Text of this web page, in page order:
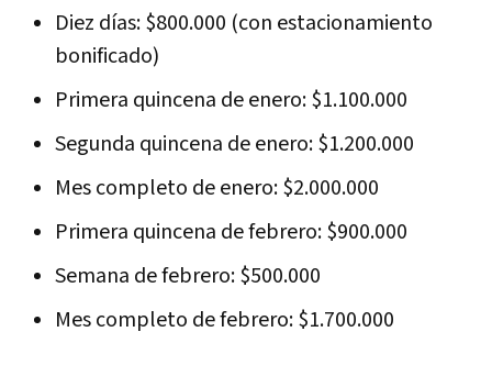
Diez días: $800.000 (con estacionamiento
bonificado)
Primera quincena de enero: $1.100.000
Segunda quincena de enero: $1.200.000
Mes completo de enero: $2.000.000
Primera quincena de febrero: $900.000
Semana de febrero: $500.000
Mes completo de febrero: $1.700.000